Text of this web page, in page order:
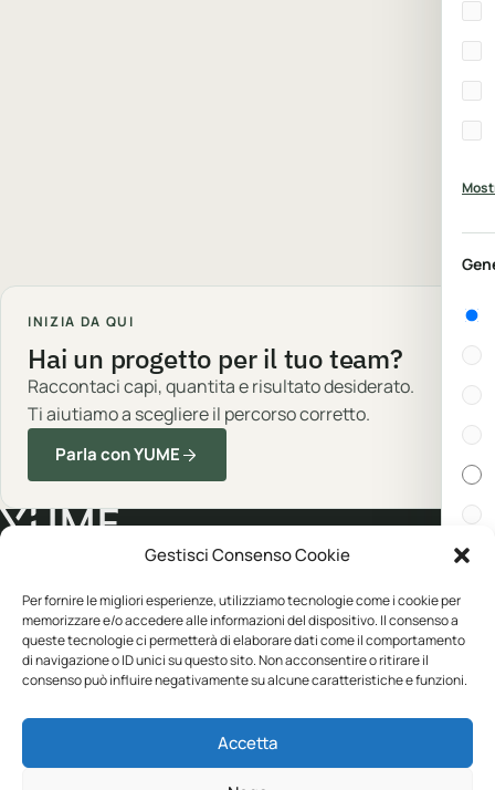
Gestisci Consenso Cookie
Per fornire le migliori esperienze, utilizziamo tecnologie come i cookie per
memorizzare e/o accedere alle informazioni del dispositivo. Il consenso a
queste tecnologie ci permetterà di elaborare dati come il comportamento
di navigazione o ID unici su questo sito. Non acconsentire o ritirare il
consenso può influire negativamente su alcune caratteristiche e funzioni.
Accetta
INIZIA DA QUI
Hai un progetto per il tuo team?
Raccontaci capi, quantita e risultato desiderato.
Ti aiutiamo a scegliere il percorso corretto.
Parla con YUME
Abbigliamento professionale, neutro o
personalizzato.
CATALOGO YUME
Personalizzazione